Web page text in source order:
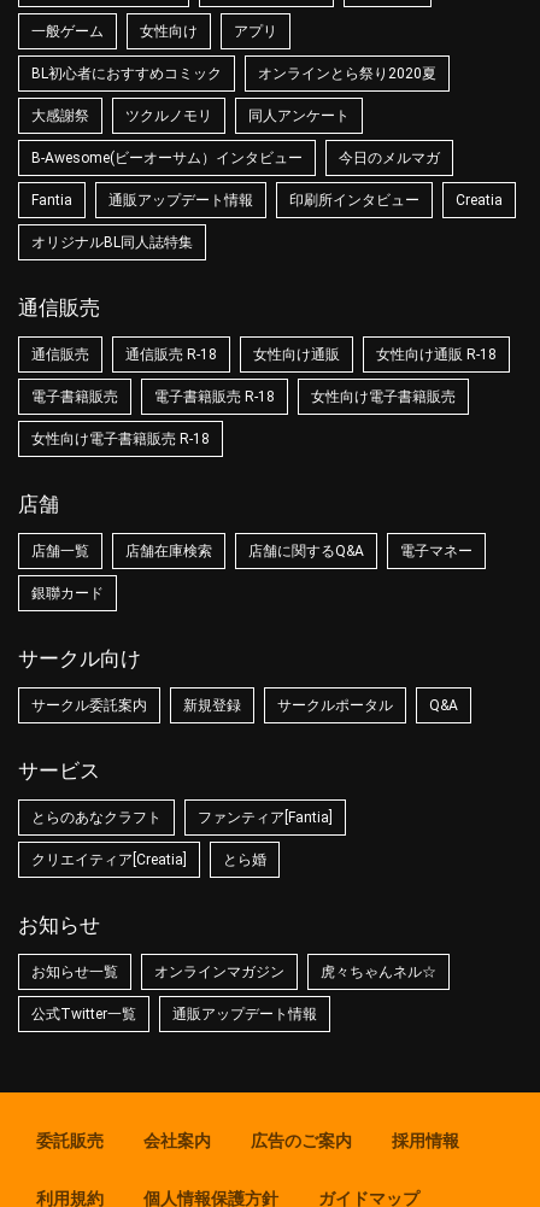
一般ゲーム 女性向け アプリ
BL初心者におすすめコミック オンラインとら祭り2020夏
大感謝祭 ツクルノモリ 同人アンケート
B-Awesome(ビーオーサム）インタビュー 今日のメルマガ
Fantia 通販アップデート情報 印刷所インタビュー Creatia
オリジナルBL同人誌特集
通信販売
通信販売 通信販売 R-18 女性向け通販 女性向け通販 R-18
電子書籍販売 電子書籍販売 R-18 女性向け電子書籍販売
女性向け電子書籍販売 R-18
店舗
店舗一覧 店舗在庫検索 店舗に関するQ&A 電子マネー
銀聯カード
サークル向け
サークル委託案内 新規登録 サークルポータル Q&A
サービス
とらのあなクラフト ファンティア[Fantia]
クリエイティア[Creatia] とら婚
お知らせ
お知らせ一覧 オンラインマガジン 虎々ちゃんネル☆
公式Twitter一覧 通販アップデート情報
委託販売 会社案内 広告のご案内 採用情報
利用規約 個人情報保護方針 ガイドマップ